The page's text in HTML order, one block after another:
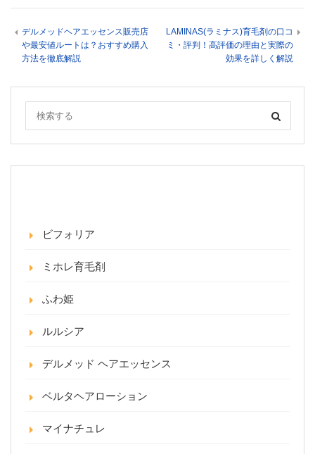
デルメッドヘアエッセンス販売店
や最安値ルートは？おすすめ購入
方法を徹底解説
LAMINAS(ラミナス)育毛剤の口コ
ミ・評判！高評価の理由と実際の
効果を詳しく解説
ビフォリア
ミホレ育毛剤
ふわ姫
ルルシア
デルメッド ヘアエッセンス
ベルタヘアローション
マイナチュレ